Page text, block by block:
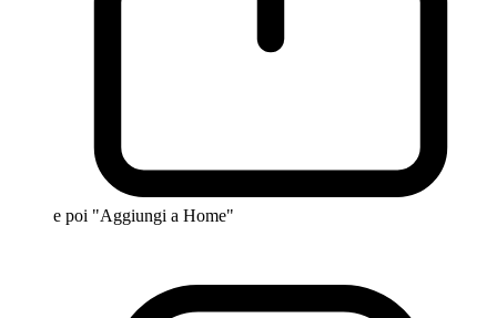
e poi "Aggiungi a Home"